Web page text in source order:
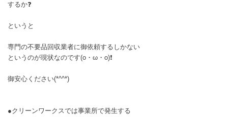
するか❓
というと
専門の不要品回収業者に御依頼するしかない
というのが現状なのです(o・ω・o)❗
御安心ください(*^^*)
●クリーンワークスでは事業所で発生する